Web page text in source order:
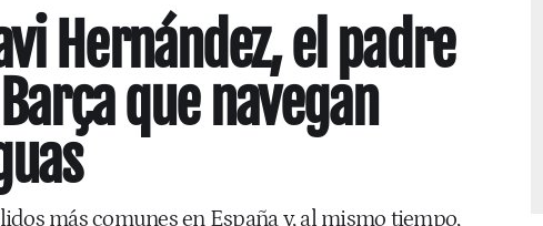
Hernández, el padre
que navegan
más comunes en España y, al mismo tiempo,